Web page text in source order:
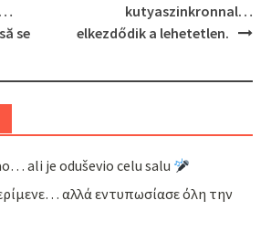
se
kutyaszinkronnal…
elkezdődik a lehetetlen.
ali je oduševio celu salu
αλλά εντυπωσίασε όλη την